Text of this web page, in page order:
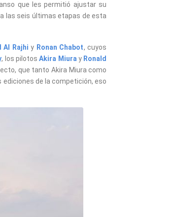
que les permitió ajustar su
las seis últimas etapas de esta
Al Rajhi y Ronan Chabot, cuyos
, los pilotosAkira Miura y Ronald
que tanto Akira Miura como
de la competición, eso